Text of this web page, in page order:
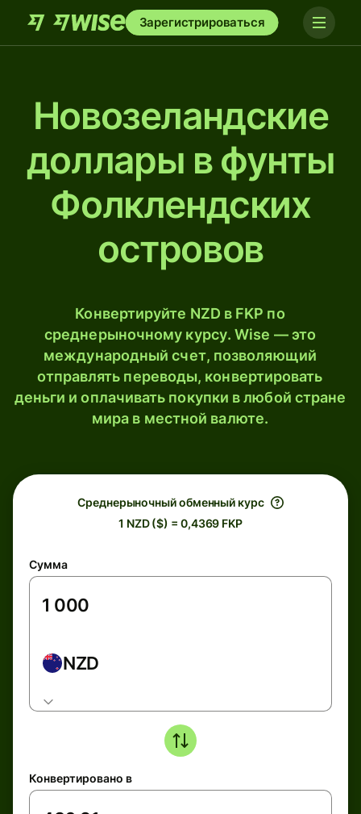
Зарегистрироваться
Новозеландские
доллары в фунты
Фолклендских
островов
Конвертируйте NZD в FKP по
среднерыночному курсу. Wise — это
международный счет, позволяющий
отправлять переводы, конвертировать
деньги и оплачивать покупки в любой стране
мира в местной валюте.
Среднерыночный обменный курс
1 NZD ($) = 0,4369 FKP
Сумма
NZD
Конвертировано в